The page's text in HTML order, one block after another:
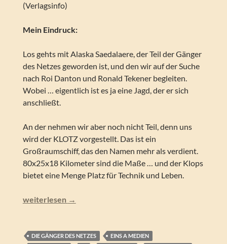
(Verlagsinfo)
Mein Eindruck:
Los gehts mit Alaska Saedalaere, der Teil der Gänger
des Netzes geworden ist, und den wir auf der Suche
nach Roi Danton und Ronald Tekener begleiten.
Wobei … eigentlich ist es ja eine Jagd, der er sich
anschließt.
An der nehmen wir aber noch nicht Teil, denn uns
wird der KLOTZ vorgestellt. Das ist ein
Großraumschiff, das den Namen mehr als verdient.
80x25x18 Kilometer sind die Maße … und der Klops
bietet eine Menge Platz für Technik und Leben.
Perry Rhodan – DORIFER (Silber Edition 161)
weiterlesen →
DIE GÄNGER DES NETZES
EINS A MEDIEN